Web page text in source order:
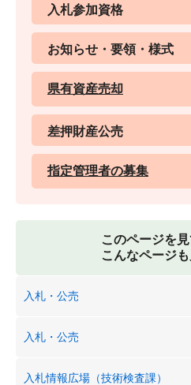
入札参加資格
お知らせ・要領・様式
県有資産売却
差押財産公売
指定管理者の募集
このページを
こんなページ
入札・公売
入札・公売
入札情報広場（技術検査課）